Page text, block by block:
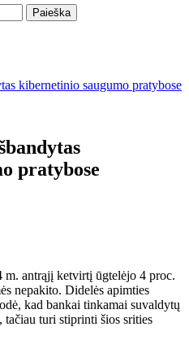
kibernetinio saugumo pratybose
pratybose
antrąjį ketvirtį ūgtelėjo 4 proc.
nepakito. Didelės apimties
kad bankai tinkamai suvaldytų
turi stiprinti šios srities